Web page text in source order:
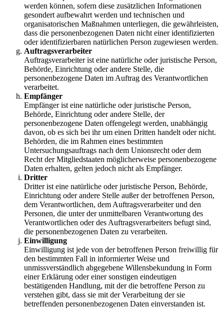
werden können, sofern diese zusätzlichen Informationen
gesondert aufbewahrt werden und technischen und
organisatorischen Maßnahmen unterliegen, die gewährleisten,
dass die personenbezogenen Daten nicht einer identifizierten
oder identifizierbaren natürlichen Person zugewiesen werden.
Auftragsverarbeiter
Auftragsverarbeiter ist eine natürliche oder juristische Person,
Behörde, Einrichtung oder andere Stelle, die
personenbezogene Daten im Auftrag des Verantwortlichen
verarbeitet.
Empfänger
Empfänger ist eine natürliche oder juristische Person,
Behörde, Einrichtung oder andere Stelle, der
personenbezogene Daten offengelegt werden, unabhängig
davon, ob es sich bei ihr um einen Dritten handelt oder nicht.
Behörden, die im Rahmen eines bestimmten
Untersuchungsauftrags nach dem Unionsrecht oder dem
Recht der Mitgliedstaaten möglicherweise personenbezogene
Daten erhalten, gelten jedoch nicht als Empfänger.
Dritter
Dritter ist eine natürliche oder juristische Person, Behörde,
Einrichtung oder andere Stelle außer der betroffenen Person,
dem Verantwortlichen, dem Auftragsverarbeiter und den
Personen, die unter der unmittelbaren Verantwortung des
Verantwortlichen oder des Auftragsverarbeiters befugt sind,
die personenbezogenen Daten zu verarbeiten.
Einwilligung
Einwilligung ist jede von der betroffenen Person freiwillig für
den bestimmten Fall in informierter Weise und
unmissverständlich abgegebene Willensbekundung in Form
einer Erklärung oder einer sonstigen eindeutigen
bestätigenden Handlung, mit der die betroffene Person zu
verstehen gibt, dass sie mit der Verarbeitung der sie
betreffenden personenbezogenen Daten einverstanden ist.